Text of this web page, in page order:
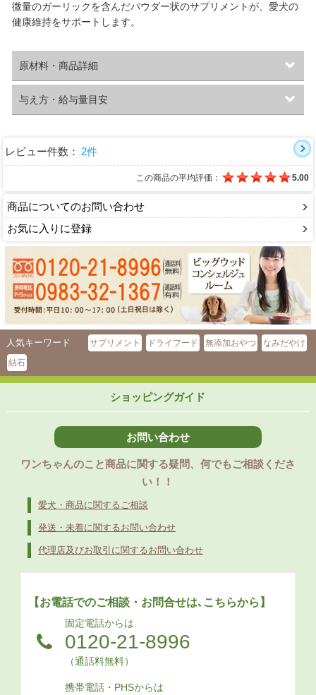
微量のガーリックを含んだパウダー状のサプリメントが、愛犬の
健康維持をサポートします。
原材料・商品詳細
与え方・給与量目安
レビュー件数： 2件
この商品の平均評価： 5.00
商品についてのお問い合わせ
お気に入りに登録
人気キーワード サプリメント ドライフード 無添加おやつ
なみだやけ
結石
ショッピングガイド
お問い合わせ
ワンちゃんのこと商品に関する疑問、何でもご相談くださ
い！！
愛犬・商品に関するご相談
発送・未着に関するお問い合わせ
代理店及びお取引に関するお問い合わせ
【お電話でのご相談・お問合せは､こちらから】
固定電話からは
0120-21-8996
（通話料無料）
携帯電話・PHSからは